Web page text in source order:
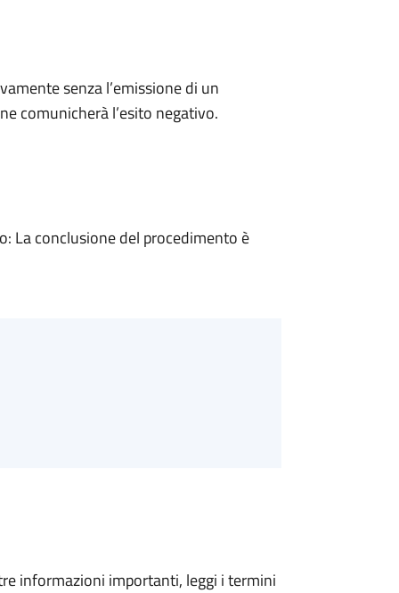
senza l’emissione di un
comunicherà l’esito negativo.
La conclusione del procedimento è
informazioni importanti, leggi i termini